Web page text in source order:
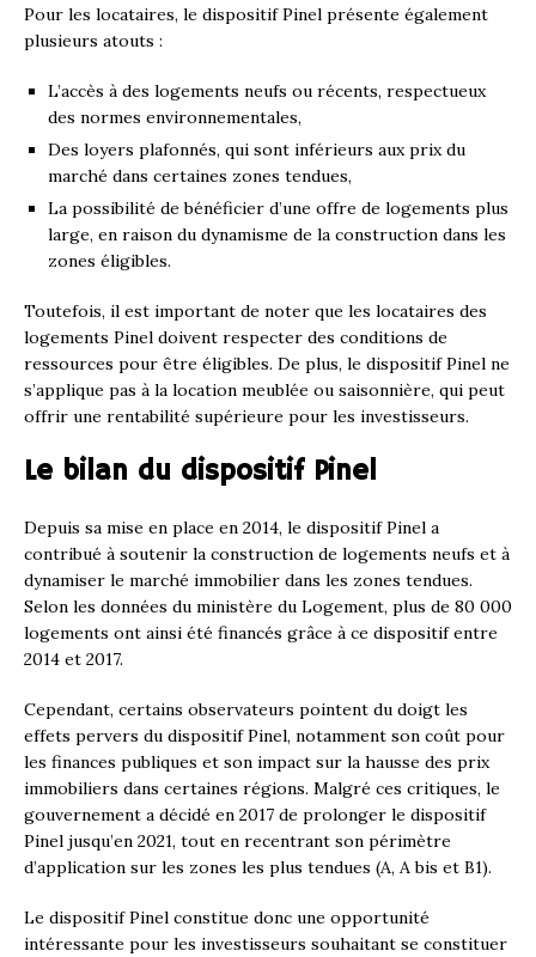
Pour les locataires, le dispositif Pinel présente également
plusieurs atouts :
L’accès à des logements neufs ou récents, respectueux
des normes environnementales,
Des loyers plafonnés, qui sont inférieurs aux prix du
marché dans certaines zones tendues,
La possibilité de bénéficier d’une offre de logements plus
large, en raison du dynamisme de la construction dans les
zones éligibles.
Toutefois, il est important de noter que les locataires des
logements Pinel doivent respecter des conditions de
ressources pour être éligibles. De plus, le dispositif Pinel ne
s’applique pas à la location meublée ou saisonnière, qui peut
offrir une rentabilité supérieure pour les investisseurs.
Le bilan du dispositif Pinel
Depuis sa mise en place en 2014, le dispositif Pinel a
contribué à soutenir la construction de logements neufs et à
dynamiser le marché immobilier dans les zones tendues.
Selon les données du ministère du Logement, plus de 80 000
logements ont ainsi été financés grâce à ce dispositif entre
2014 et 2017.
Cependant, certains observateurs pointent du doigt les
effets pervers du dispositif Pinel, notamment son coût pour
les finances publiques et son impact sur la hausse des prix
immobiliers dans certaines régions. Malgré ces critiques, le
gouvernement a décidé en 2017 de prolonger le dispositif
Pinel jusqu’en 2021, tout en recentrant son périmètre
d’application sur les zones les plus tendues (A, A bis et B1).
Le dispositif Pinel constitue donc une opportunité
intéressante pour les investisseurs souhaitant se constituer